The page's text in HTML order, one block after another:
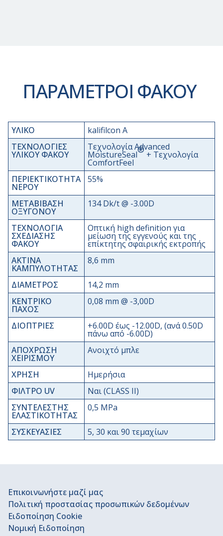
ΠΑΡΑΜΕΤΡΟΙ ΦΑΚΟΥ
ΥΛΙΚΟ
kalifilcon A
ΤΕΧΝΟΛΟΓΙΕΣ
ΥΛΙΚΟΥ ΦΑΚΟΥ
Τεχνολογία Advanced
MoistureSeal® + Τεχνολογία
ComfortFeel
ΠΕΡΙΕΚΤΙΚΟΤΗΤΑ
ΝΕΡΟΥ
55%
ΜΕΤΑΒΙΒΑΣΗ
ΟΞΥΓΟΝΟΥ
134 Dk/t @ -3.00D
ΤΕΧΝΟΛΟΓΙΑ
ΣΧΕΔΙΑΣΗΣ
ΦΑΚΟΥ
Οπτική high definition για
μείωση της εγγενούς και της
επίκτητης σφαιρικής εκτροπής
ΑΚΤΙΝΑ
ΚΑΜΠΥΛΟΤΗΤΑΣ
8,6 mm
ΔΙΑΜΕΤΡΟΣ
14,2 mm
ΚΕΝΤΡΙΚΟ
ΠΑΧΟΣ
0,08 mm @ -3,00D
ΔΙΟΠΤΡΙΕΣ +6.00D έως -12.00D, (ανά 0.50D
πάνω από -6.00D)
ΑΠΟΧΡΩΣΗ
ΧΕΙΡΙΣΜΟΥ
Ανοιχτό μπλε
ΧΡΗΣΗ
Ημερήσια
ΦΙΛΤΡΟ UV
Ναι (CLASS II)
ΣΥΝΤΕΛΕΣΤΗΣ
ΕΛΑΣΤΙΚΟΤΗΤΑΣ
0,5 MPa
ΣΥΣΚΕΥΑΣΙΕΣ 5, 30 και 90 τεμαχίων
Επικοινωνήστε μαζί μας
Πολιτική προστασίας προσωπικών δεδομένων
Ειδοποίηση Cookie
Νομική Ειδοποίηση